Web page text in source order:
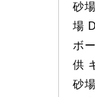
砂
場
ボ
供
砂